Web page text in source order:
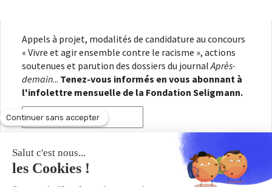
Appels à projet, modalités de candidature au concours
« Vivre et agir ensemble contre le racisme », actions
soutenues et parution des dossiers du journalAprès-
demain... Tenez-vous informés en vous abonnant à
l'infolettre mensuelle de la Fondation Seligmann.
En renseignant votre adresse électronique, vous
consentez à recevoir l'infolettre de la Fondation